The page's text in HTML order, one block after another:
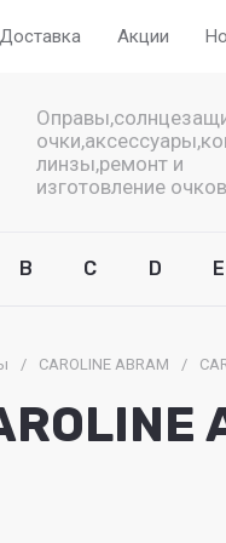
Доставка Акции
линзы,ремонт и
изготовление очков
B C D E
/ CAROLINE ABRAM /